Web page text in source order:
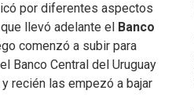
por diferentes aspectos
llevó adelante el
Banco
comenzó a subir para
Banco Central del Uruguay
recién las empezó a bajar